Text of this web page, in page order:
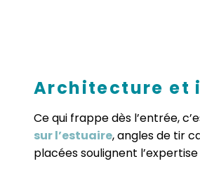
Architecture et
Ce qui frappe dès l’entrée,
sur l’estuaire, angles de tir
placées soulignent